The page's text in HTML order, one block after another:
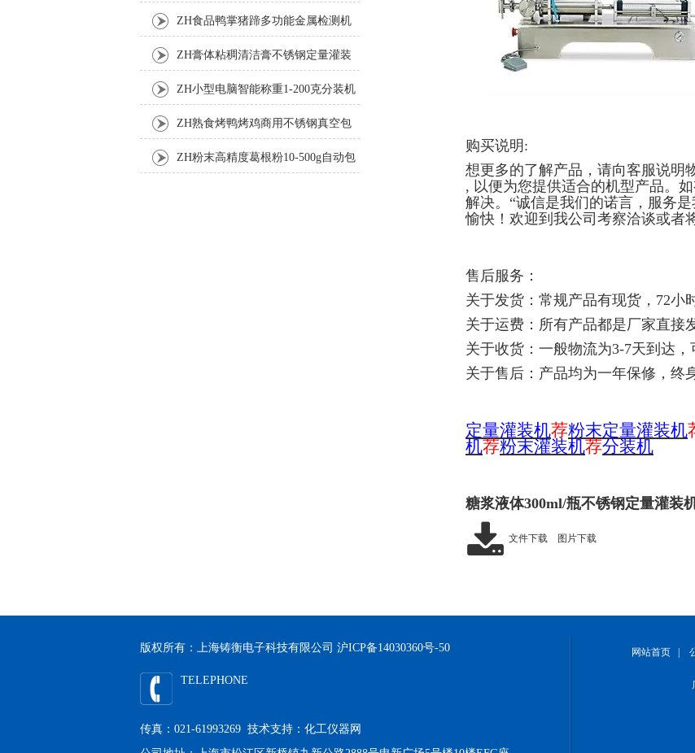
购买说明:
想更多的了解产品，请向客服说明
, 以便为您提供适合的机型产品。
解决。“诚信是我们的诺言，服务
愉快！欢迎到我公司考察洽谈或者
售后服务：
关于发货：常规产品有现货，72小
关于运费：所有产品都是厂家直接
关于收货：一般物流为3-7天到达，
关于售后：产品均为一年保修，终
定量灌装机荐粉末定量灌装机
机荐粉末灌装机荐分装机
糖浆液体300ml/瓶不锈钢定量灌装
文件下载 图片下载
ZH食品鸭掌猪蹄多功能金属检测机
ZH膏体粘稠清洁膏不锈钢定量灌装
机厂家 ZH小型电脑智能称重1-200克分装机
ZH熟食烤鸭烤鸡商用不锈钢真空包
装机 ZH粉末高精度葛根粉10-500g自动包
版权所有：上海铸衡电子科技有限公司 沪ICP备14030360号-50
TELEPHONE
传真：021-61993269 技术支持： 化工仪器网
网站首页